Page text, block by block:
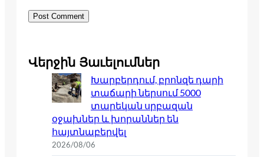
Վերջին Յաւելումներ
Խարբերդում, բրոնզե դարի
տաճարի ներսում 5000
տարեկան սրբազան
օջախներ և խորաններ են
հայտնաբերվել
2026/08/06